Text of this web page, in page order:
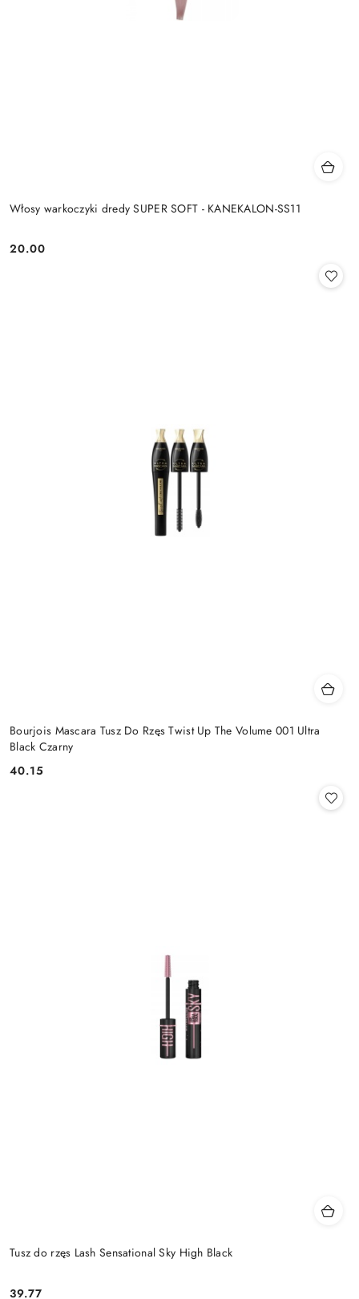
Włosy warkoczyki dredy SUPER SOFT - KANEKALON-SS11
Cena:
20.00
Bourjois Mascara Tusz Do Rzęs Twist Up The Volume 001 Ultra
Black Czarny
Cena:
40.15
Tusz do rzęs Lash Sensational Sky High Black
39.77